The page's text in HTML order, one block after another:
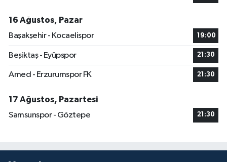
16 Ağustos, Pazar
Başakşehir - Kocaelispor
19:00
Beşiktaş - Eyüpspor 21:30
Amed - Erzurumspor FK 21:30
17 Ağustos, Pazartesi
Samsunspor - Göztepe
21:30